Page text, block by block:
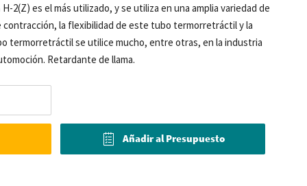
2(Z) es el más utilizado, y se utiliza en una amplia variedad de
contracción, la flexibilidad de este tubo termorretráctil y la
termorretráctil se utilice mucho, entre otras, en la industria
Retardante de llama.
Añadir al Presupuesto